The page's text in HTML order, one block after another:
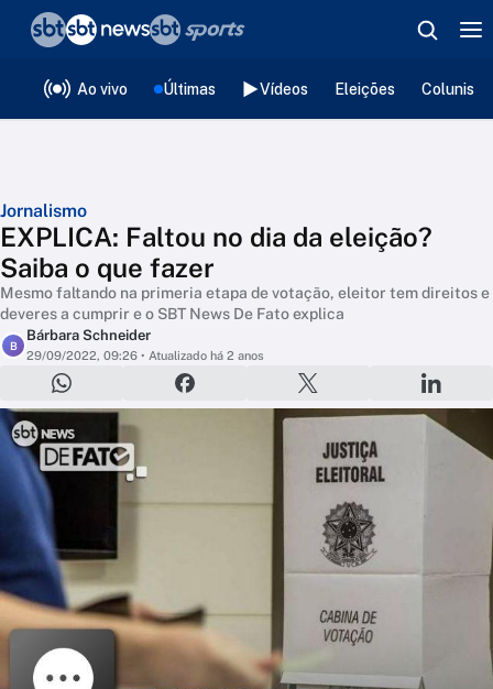
Ao vivo Últimas Vídeos Eleições
Jornalismo
EXPLICA: Faltou no dia da eleição?
Saiba o que fazer
Mesmo faltando na primeria etapa de votação, eleitor tem direitos e
deveres a cumprir e o SBT News De Fato explica
B
Bárbara Schneider
29/09/2022, 09:26 • Atualizado há 2 anos
❮voltar
Editorias